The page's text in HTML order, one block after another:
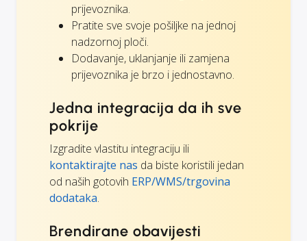
prijevoznika.
Pratite sve svoje pošiljke na jednoj
nadzornoj ploči.
Dodavanje, uklanjanje ili zamjena
prijevoznika je brzo i jednostavno.
Jedna integracija da ih sve
pokrije
Izgradite vlastitu integraciju ili
kontaktirajte nas da biste koristili jedan
od naših gotovih ERP/WMS/trgovina
dodataka.
Brendirane obavijesti